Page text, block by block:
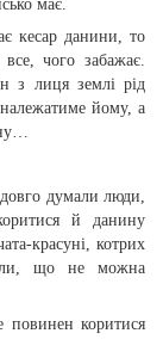
має.
кесар данини, то
чого забажає.
з лиця землі рід
йому, а
думали люди,
й данину
красуні, котрих
що не можна
повинен коритися